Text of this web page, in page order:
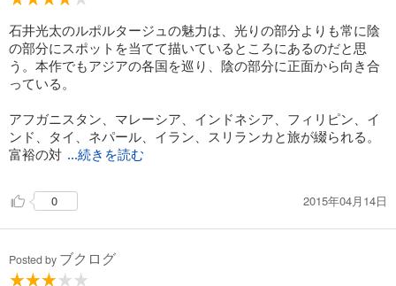
石井光太のルポルタージュの魅力は、光りの部分よりも常に陰
の部分にスポットを当てて描いているところにあるのだと思
う。本作でもアジアの各国を巡り、陰の部分に正面から向き合
っている。
アフガニスタン、マレーシア、インドネシア、フィリピン、イ
ンド、タイ、ネパール、イラン、スリランカと旅が綴られる。
富裕の対 ...続きを読む
0 2015年04月14日
Posted by ブクログ